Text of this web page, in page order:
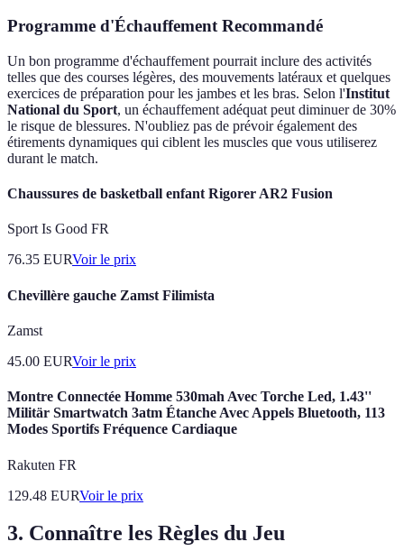
Programme d'Échauffement Recommandé
Un bon programme d'échauffement pourrait inclure des activités
telles que des courses légères, des mouvements latéraux et quelques
exercices de préparation pour les jambes et les bras. Selon l'Institut
National du Sport, un échauffement adéquat peut diminuer de 30%
le risque de blessures. N'oubliez pas de prévoir également des
étirements dynamiques qui ciblent les muscles que vous utiliserez
durant le match.
Chaussures de basketball enfant Rigorer AR2 Fusion
Sport Is Good FR
76.35 EURVoir le prix
Chevillère gauche Zamst Filimista
Zamst
45.00 EURVoir le prix
Montre Connectée Homme 530mah Avec Torche Led, 1.43''
Militär Smartwatch 3atm Étanche Avec Appels Bluetooth, 113
Modes Sportifs Fréquence Cardiaque
Rakuten FR
129.48 EURVoir le prix
3. Connaître les Règles du Jeu